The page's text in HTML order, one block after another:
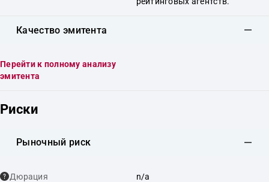
Качество эмитента
Перейти к полному анализу
эмитента
Риски
Рыночный риск
Дюрация n/a